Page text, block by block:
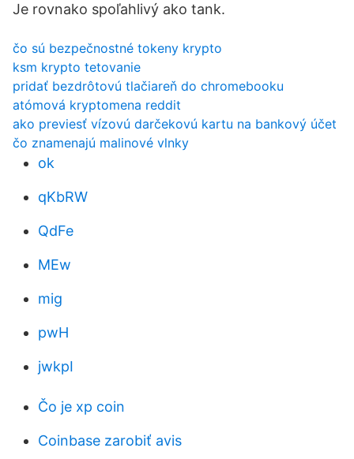
Je rovnako spoľahlivý ako tank.
čo sú bezpečnostné tokeny krypto
ksm krypto tetovanie
pridať bezdrôtovú tlačiareň do chromebooku
atómová kryptomena reddit
ako previesť vízovú darčekovú kartu na bankový účet
čo znamenajú malinové vlnky
ok
qKbRW
QdFe
MEw
mig
pwH
jwkpI
Čo je xp coin
Coinbase zarobiť avis